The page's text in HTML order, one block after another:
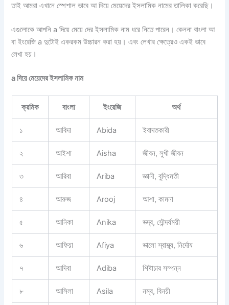
তাই আমরা এখানে স্পেশাল ভাবে আ দিয়ে মেয়েদের ইসলামিক নামের তালিকা করেছি।
এগুলোকে আপনি a দিয়ে মেয়ে দের ইসলামিক নাম ধরে নিতে পারেন। কেননা বাংলা আ
বা ইংরেজি a দুটোই একরকম উচ্চারন করা হয়। এবং লেখার ক্ষেত্রেও একই ভাবে
লেখা হয়।
a দিয়ে মেয়েদের ইসলামিক নাম
ক্রমিক বাংলা ইংরেজি অর্থ
১ আবিদা Abida ইবাদতকারী
২ আইশা Aisha জীবন, সুখী জীবন
৩ আরিবা Ariba জ্ঞানী, বুদ্ধিমতী
৪ আরুজ Arooj আশা, কামনা
৫ আনিকা Anika ভদ্র, সৌন্দর্যময়ী
৬ আফিয়া Afiya ভালো স্বাস্থ্য, নির্দোষ
৭ আদিবা Adiba শিষ্টাচার সম্পন্ন
৮ আসিলা Asila নম্র, বিনয়ী